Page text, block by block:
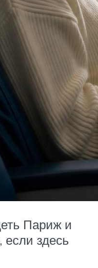
Париж и
здесь